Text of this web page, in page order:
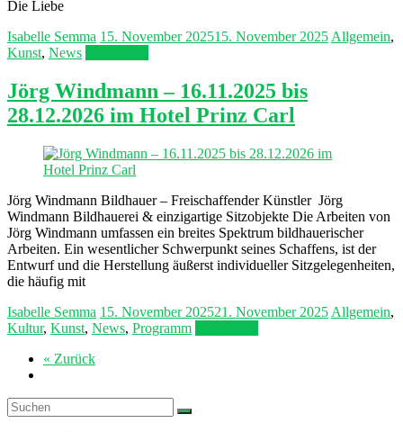
Die Liebe
Isabelle Semma 15. November 202515. November 2025 Allgemein,
Kunst, News
Jörg Windmann – 16.11.2025 bis
28.12.2026 im Hotel Prinz Carl
Jörg Windmann Bildhauer – Freischaffender Künstler Jörg
Windmann Bildhauerei & einzigartige Sitzobjekte Die Arbeiten von
Jörg Windmann umfassen ein breites Spektrum bildhauerischer
Arbeiten. Ein wesentlicher Schwerpunkt seines Schaffens, ist der
Entwurf und die Herstellung äußerst individueller Sitzgelegenheiten,
die häufig mit
Isabelle Semma 15. November 202521. November 2025 Allgemein,
Kultur, Kunst, News, Programm
« Zurück